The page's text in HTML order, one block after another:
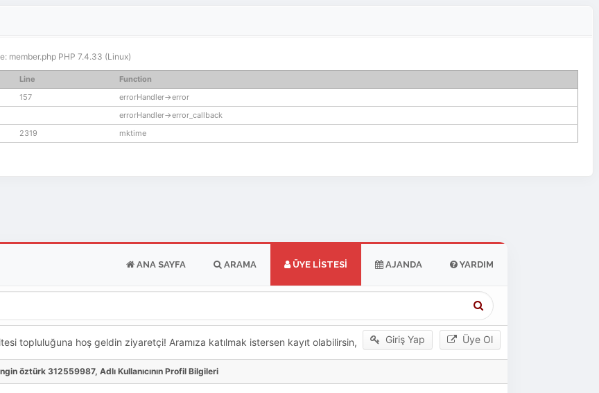
member.php PHP 7.4.33 (Linux)
Line
Function
157
errorHandler->error
errorHandler->error_callback
2319 mktime
ANA SAYFA ARAMA ÜYE LISTESI AJANDA YARDIM
Giriş Yap Üye Ol
topluluğuna hoş geldin ziyaretçi! Aramıza katılmak istersen kayıt olabilirsin,
öztürk 312559987, Adlı Kullanıcının Profil Bilgileri